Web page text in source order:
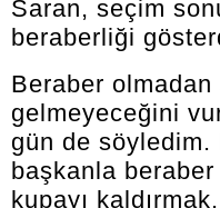
Saran, seçim
beraberliği
Beraber
gelmeyeceğini
gün de
başkanla beraber
kupayı